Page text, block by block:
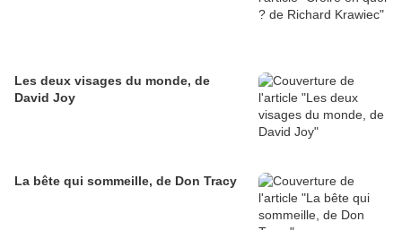
Les deux visages du monde, de
David Joy
La bête qui sommeille, de Don Tracy